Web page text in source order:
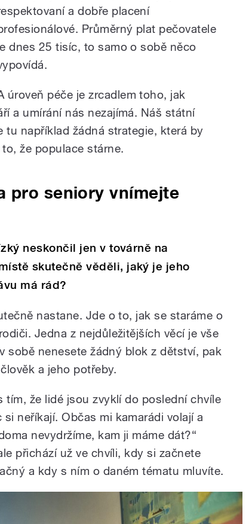
a dobře placení
Průměrný plat pečovatele
dnes 25 tisíc, to samo o sobě něco
úroveň péče je zrcadlem toho, jak
a umírání nás nezajímá. Náš státní
tu například žádná strategie, která by
že populace stárne.
pro seniory vnímejte
neskončil jen v továrně na
skutečně věděli, jaký je jeho
má rád?
nastane. Jde o to, jak se staráme o
Jedna z nejdůležitějších věcí je vše
sobě nenesete žádný blok z dětství, pak
a jeho potřeby.
tím, že lidé jsou zvyklí do poslední chvíle
neříkají. Občas mi kamarádi volají a
nevydržíme, kam ji máme dát?“
přichází už ve chvíli, kdy si začnete
a kdy s ním o daném tématu mluvíte.